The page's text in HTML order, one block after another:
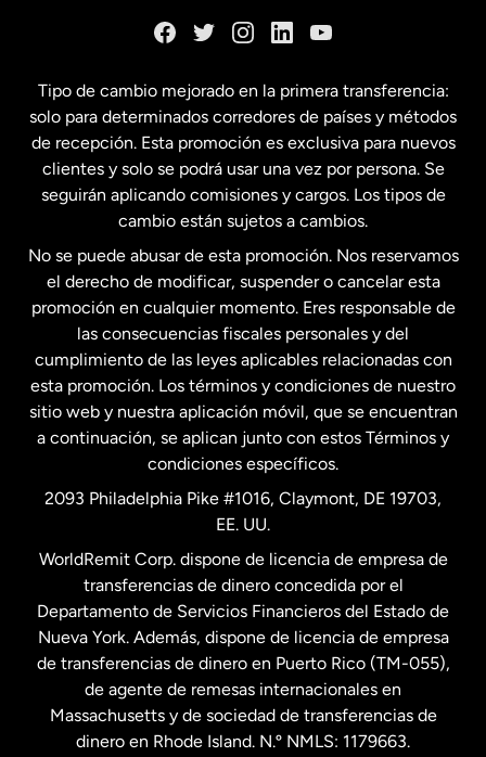
Estados Unidos English
Estados Unidos Español
Francia
Malasia
Nueva Zelanda
Países Bajos
Suecia
Tipo de cambio mejorado en la primera transferencia:
solo para determinados corredores de países y métodos
de recepción. Esta promoción es exclusiva para nuevos
clientes y solo se podrá usar una vez por persona. Se
seguirán aplicando comisiones y cargos. Los tipos de
cambio están sujetos a cambios.
No se puede abusar de esta promoción. Nos reservamos
el derecho de modificar, suspender o cancelar esta
promoción en cualquier momento. Eres responsable de
las consecuencias fiscales personales y del
cumplimiento de las leyes aplicables relacionadas con
esta promoción. Los términos y condiciones de nuestro
sitio web y nuestra aplicación móvil, que se encuentran
a continuación, se aplican junto con estos Términos y
condiciones específicos.
2093 Philadelphia Pike #1016, Claymont, DE 19703,
EE. UU.
WorldRemit Corp. dispone de licencia de empresa de
transferencias de dinero concedida por el
Departamento de Servicios Financieros del Estado de
Nueva York. Además, dispone de licencia de empresa
de transferencias de dinero en Puerto Rico (TM-055),
de agente de remesas internacionales en
Massachusetts y de sociedad de transferencias de
dinero en Rhode Island. N.º NMLS: 1179663.